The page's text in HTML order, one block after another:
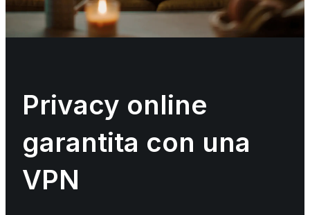
Privacy online
garantita con una
VPN